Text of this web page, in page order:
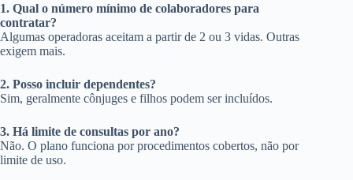
1. Qual o número mínimo de colaboradores para
contratar?
Algumas operadoras aceitam a partir de 2 ou 3 vidas. Outras
exigem mais.
2. Posso incluir dependentes?
Sim, geralmente cônjuges e filhos podem ser incluídos.
3. Há limite de consultas por ano?
Não. O plano funciona por procedimentos cobertos, não por
limite de uso.